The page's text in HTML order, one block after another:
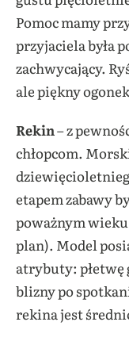
Pomoc mamy
przyjaciela była
zachwycający.
ale piękny
Rekin– z
chłopcom.
etapem zabawy
poważnym
plan). Model
atrybuty: płetwę
blizny po
rekina jest